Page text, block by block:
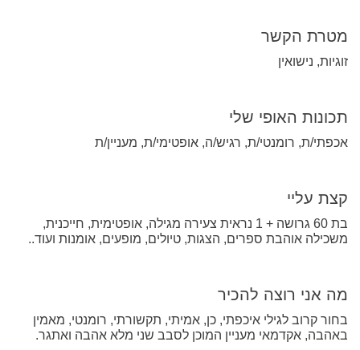
מטרת הקשר
זוגיות, נישואין
תכונות האופי שלי
אכפתי/ת, רומנטי/ת, רגיש/ה, אופטימי/ת, מעניין/ת
קצת עליי
בת 60 גרושה + 1 נראית צעירה מגילה, אופטימית, חייכנית,
משכילה אוהבת ספרים, הצגות, טיולים, מופעים, אומנות ועוד..
מה אני רוצה להכיר
בחור קרוב לגילי איכפתי, כן, אמיתי, תקשורתי, רומנטי, מאמין
באהבה, אקדמאי מעניין המוכן לסבב שני מלא אהבה ואתגר.